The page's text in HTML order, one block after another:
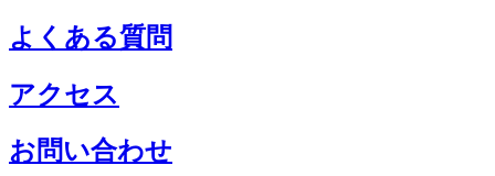
よくある質問
アクセス
お問い合わせ